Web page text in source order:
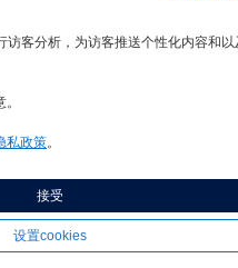
客分析，为访客推送个性化内容和
私政策。
接受
设置cookies